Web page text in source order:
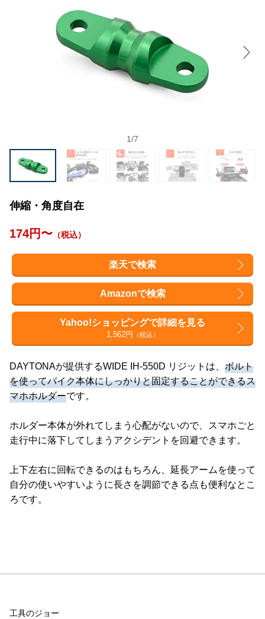
1/7
伸縮・角度自在
174円〜 （税込）
楽天で検索
Amazonで検索
Yahoo!ショッピングで詳細を見る
1,562円 （税込）
DAYTONAが提供するWIDE IH-550D リジットは、 ボルト
を使ってバイク本体にしっかりと固定することができるス
マホホルダーです。
ホルダー本体が外れてしまう心配がないので、スマホごと
走行中に落下してしまうアクシデントを回避できます。
上下左右に回転できるのはもちろん、延長アームを使って
自分の使いやすいように長さを調節できる点も便利なとこ
ろです。
工具のジョー